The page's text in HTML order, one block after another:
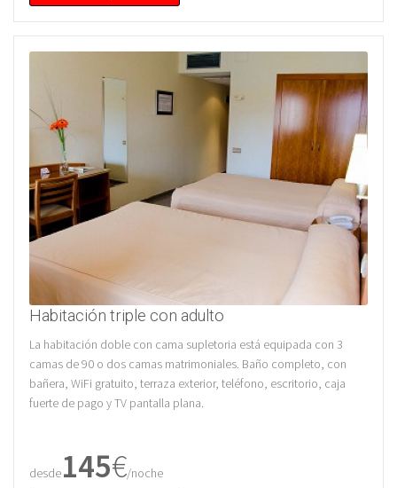
Habitación triple con adulto
La habitación doble con cama supletoria está equipada con 3
camas de 90 o dos camas matrimoniales. Baño completo, con
bañera, WiFi gratuito, terraza exterior, teléfono, escritorio, caja
fuerte de pago y TV pantalla plana.
desde145€/noche